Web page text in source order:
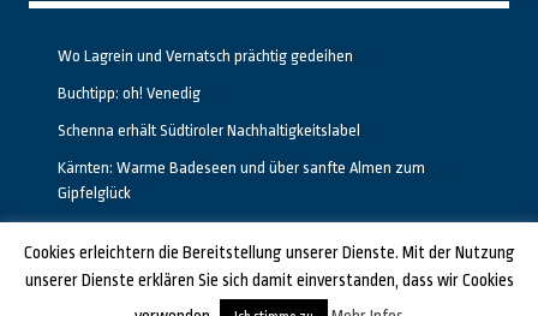
Wo Lagrein und Vernatsch prächtig gedeihen
Buchtipp: oh! Venedig
Schenna erhält Südtiroler Nachhaltigkeitslabel
Kärnten: Warme Badeseen und über sanfte Almen zum
Gipfelglück
GESTALTET UND PROGRAMMIERT VON ALBERTO & FRANZ BEI LUCID.BERLIN
Cookies erleichtern die Bereitstellung unserer Dienste. Mit der Nutzung
unserer Dienste erklären Sie sich damit einverstanden, dass wir Cookies